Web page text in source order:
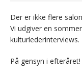
Der er ikke flere
Vi udgiver en
kulturlederinterviews.
På gensyn i efteråret!